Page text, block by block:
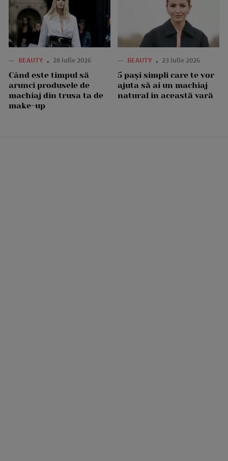
— BEAUTY 28 iulie 2026
Când este timpul să
arunci produsele de
machiaj din trusa ta de
make-up
— BEAUTY 23 iulie 2026
5 pași simpli care te vor
ajuta să ai un machiaj
natural în această vară